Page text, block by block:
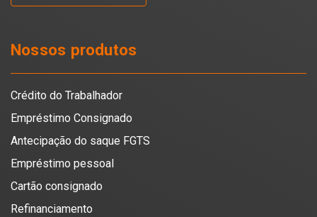
Nossos produtos
Crédito do Trabalhador
Empréstimo Consignado
Antecipação do saque FGTS
Empréstimo pessoal
Cartão consignado
Refinanciamento